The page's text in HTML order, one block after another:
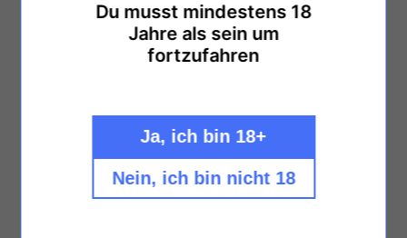
Du musst mindestens 18
Jahre als sein um
fortzufahren
Ja, ich bin 18+
Nein, ich bin nicht 18